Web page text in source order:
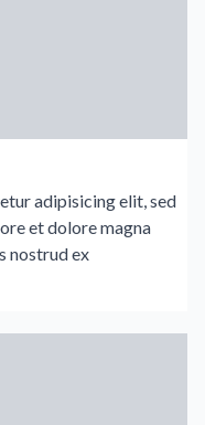
adipisicing elit, sed
et dolore magna
nostrud ex